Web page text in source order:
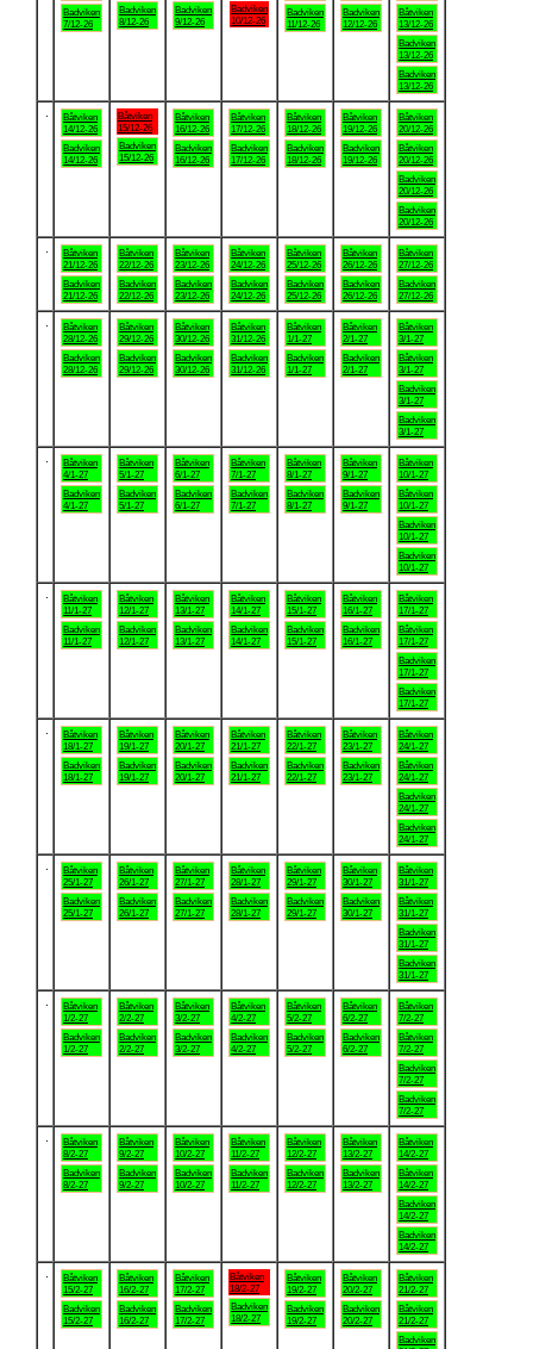
Badviken
7/12-26
Badviken
8/12-26
Badviken
9/12-26
Badviken
10/12-26
Badviken
11/12-26
Badviken
12/12-26
Båtviken
13/12-26
Badviken
13/12-26
Badviken
13/12-26
Båtviken
14/12-26
Badviken
14/12-26
Båtviken
15/12-26
Badviken
15/12-26
Båtviken
16/12-26
Badviken
16/12-26
Båtviken
17/12-26
Badviken
17/12-26
Båtviken
18/12-26
Badviken
18/12-26
Båtviken
19/12-26
Badviken
19/12-26
Båtviken
20/12-26
Båtviken
20/12-26
Badviken
20/12-26
Badviken
20/12-26
Båtviken
21/12-26
Badviken
21/12-26
Båtviken
22/12-26
Badviken
22/12-26
Båtviken
23/12-26
Badviken
23/12-26
Båtviken
24/12-26
Badviken
24/12-26
Båtviken
25/12-26
Badviken
25/12-26
Båtviken
26/12-26
Badviken
26/12-26
Båtviken
27/12-26
Badviken
27/12-26
Båtviken
28/12-26
Badviken
28/12-26
Båtviken
29/12-26
Badviken
29/12-26
Båtviken
30/12-26
Badviken
30/12-26
Båtviken
31/12-26
Badviken
31/12-26
Båtviken
1/1-27
Badviken
1/1-27
Båtviken
2/1-27
Badviken
2/1-27
Båtviken
3/1-27
Båtviken
3/1-27
Badviken
3/1-27
Badviken
3/1-27
Båtviken
4/1-27
Badviken
4/1-27
Båtviken
5/1-27
Badviken
5/1-27
Båtviken
6/1-27
Badviken
6/1-27
Båtviken
7/1-27
Badviken
7/1-27
Båtviken
8/1-27
Badviken
8/1-27
Båtviken
9/1-27
Badviken
9/1-27
Båtviken
10/1-27
Båtviken
10/1-27
Badviken
10/1-27
Badviken
10/1-27
Båtviken
11/1-27
Badviken
11/1-27
Båtviken
12/1-27
Badviken
12/1-27
Båtviken
13/1-27
Badviken
13/1-27
Båtviken
14/1-27
Badviken
14/1-27
Båtviken
15/1-27
Badviken
15/1-27
Båtviken
16/1-27
Badviken
16/1-27
Båtviken
17/1-27
Båtviken
17/1-27
Badviken
17/1-27
Badviken
17/1-27
Båtviken
18/1-27
Badviken
18/1-27
Båtviken
19/1-27
Badviken
19/1-27
Båtviken
20/1-27
Badviken
20/1-27
Båtviken
21/1-27
Badviken
21/1-27
Båtviken
22/1-27
Badviken
22/1-27
Båtviken
23/1-27
Badviken
23/1-27
Båtviken
24/1-27
Båtviken
24/1-27
Badviken
24/1-27
Badviken
24/1-27
Båtviken
25/1-27
Badviken
25/1-27
Båtviken
26/1-27
Badviken
26/1-27
Båtviken
27/1-27
Badviken
27/1-27
Båtviken
28/1-27
Badviken
28/1-27
Båtviken
29/1-27
Badviken
29/1-27
Båtviken
30/1-27
Badviken
30/1-27
Båtviken
31/1-27
Båtviken
31/1-27
Badviken
31/1-27
Badviken
31/1-27
Båtviken
1/2-27
Badviken
1/2-27
Båtviken
2/2-27
Badviken
2/2-27
Båtviken
3/2-27
Badviken
3/2-27
Båtviken
4/2-27
Badviken
4/2-27
Båtviken
5/2-27
Badviken
5/2-27
Båtviken
6/2-27
Badviken
6/2-27
Båtviken
7/2-27
Båtviken
7/2-27
Badviken
7/2-27
Badviken
7/2-27
Båtviken
8/2-27
Badviken
8/2-27
Båtviken
9/2-27
Badviken
9/2-27
Båtviken
10/2-27
Badviken
10/2-27
Båtviken
11/2-27
Badviken
11/2-27
Båtviken
12/2-27
Badviken
12/2-27
Båtviken
13/2-27
Badviken
13/2-27
Båtviken
14/2-27
Båtviken
14/2-27
Badviken
14/2-27
Badviken
14/2-27
Båtviken
15/2-27
Badviken
15/2-27
Båtviken
16/2-27
Badviken
16/2-27
Båtviken
17/2-27
Badviken
17/2-27
Båtviken
18/2-27
Badviken
18/2-27
Båtviken
19/2-27
Badviken
19/2-27
Båtviken
20/2-27
Badviken
20/2-27
Båtviken
21/2-27
Båtviken
21/2-27
Badviken